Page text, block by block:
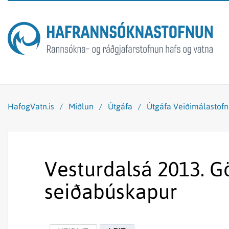
HafogVatn.is / Miðlun / Útgáfa / Útgáfa
Vesturdalsá 2013.
seiðabúskapur